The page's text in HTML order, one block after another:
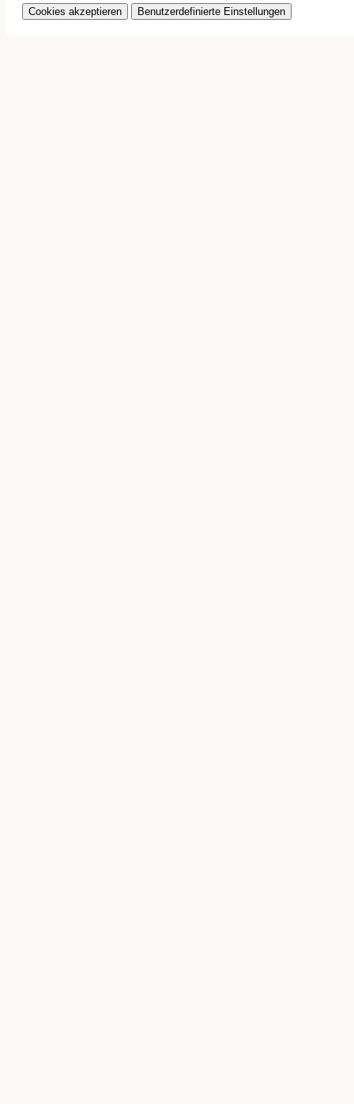
Cookies akzeptieren Benutzerdefinierte Einstellungen